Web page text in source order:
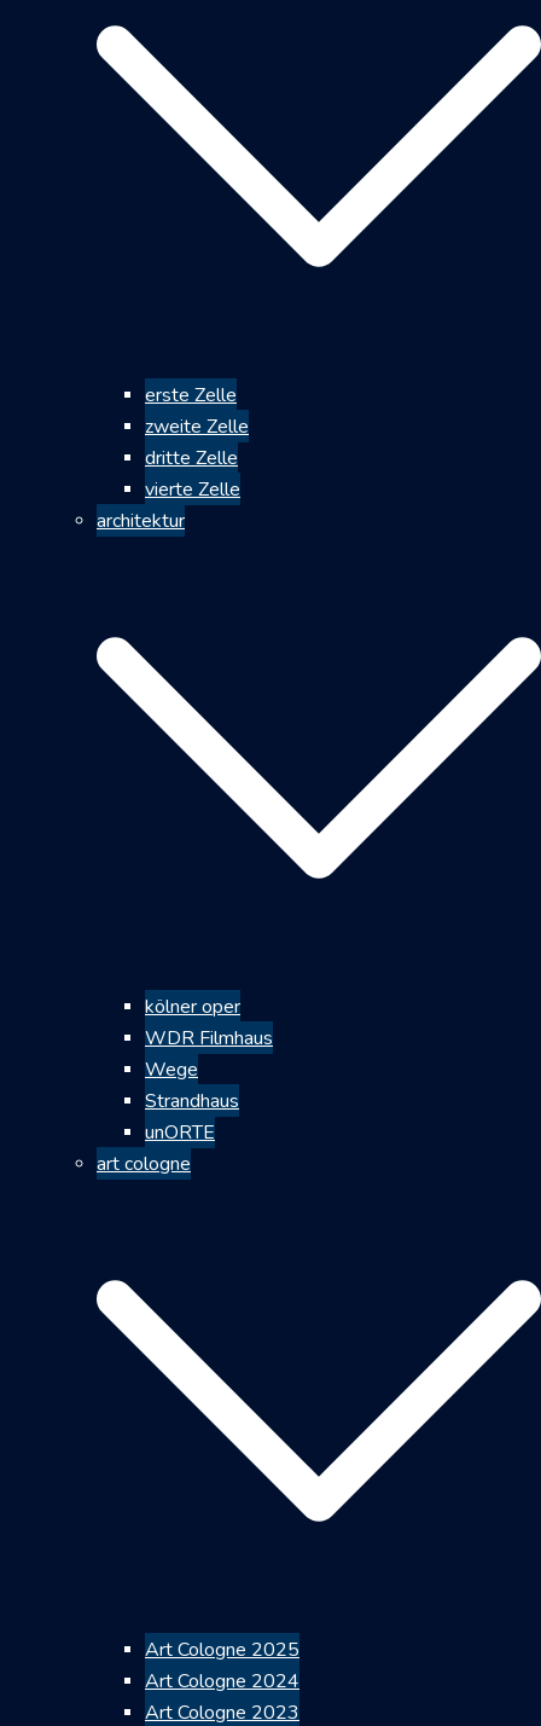
erste Zelle
zweite Zelle
dritte Zelle
vierte Zelle
architektur
kölner oper
WDR Filmhaus
Wege
Strandhaus
unORTE
art cologne
Art Cologne 2025
Art Cologne 2024
Art Cologne 2023